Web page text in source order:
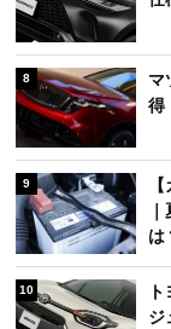
8
マ
得
9
は
10
ジ